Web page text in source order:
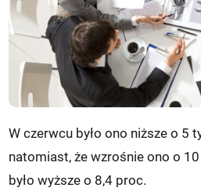
W czerwcu było ono niższe o 5
natomiast, że wzrośnie ono o
było wyższe o 8,4 proc.